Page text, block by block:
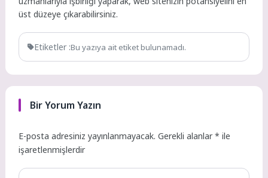
üst düzeye çıkarabilirsiniz.
Etiketler :Bu yazıya ait etiket bulunamadı.
Bir Yorum Yazın
E-posta adresiniz yayınlanmayacak. Gerekli alanlar* ile
işaretlenmişlerdir